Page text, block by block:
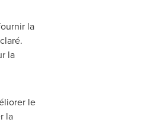
la
la
le
la